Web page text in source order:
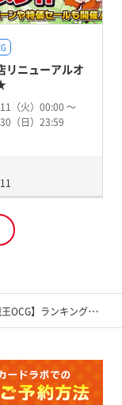
ニューアルオ
（火）00:00 〜
（日）23:59
】ランキングデュエル（1デュエル戦）